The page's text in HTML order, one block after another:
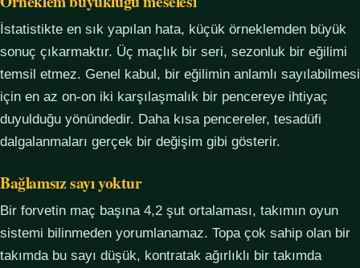
İstatistikte en sık yapılan hata, küçük örneklemden büyük
sonuç çıkarmaktır. Üç maçlık bir seri, sezonluk bir eğilimi
temsil etmez. Genel kabul, bir eğilimin anlamlı sayılabilmesi
için en az on-on iki karşılaşmalık bir pencereye ihtiyaç
duyulduğu yönündedir. Daha kısa pencereler, tesadüfi
dalgalanmaları gerçek bir değişim gibi gösterir.
Bağlamsız sayı yoktur
Bir forvetin maç başına 4,2 şut ortalaması, takımın oyun
sistemi bilinmeden yorumlanamaz. Topa çok sahip olan bir
takımda bu sayı düşük, kontratak ağırlıklı bir takımda